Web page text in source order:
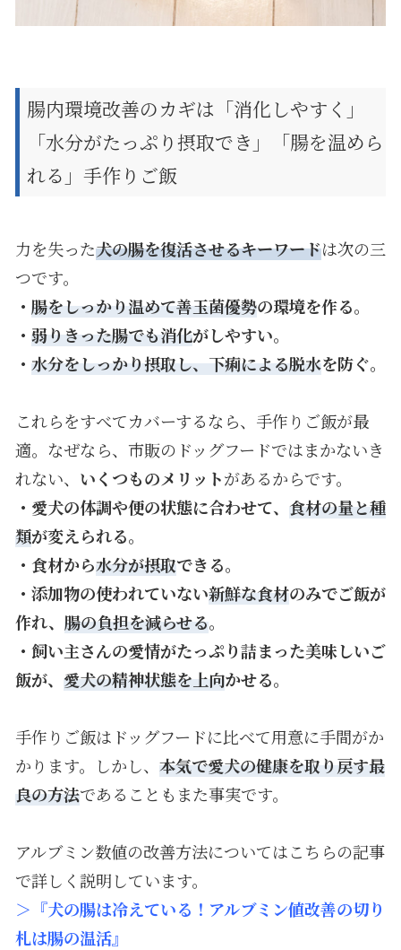
腸内環境改善のカギは「消化しやすく」
「水分がたっぷり摂取でき」「腸を温めら
れる」手作りご飯
力を失った犬の腸を復活させるキーワードは次の三
つです。
・ 腸をしっかり温めて善玉菌優勢の環境を作る。
・ 弱りきった腸でも消化がしやすい。
・ 水分をしっかり摂取し、下痢による脱水を防ぐ。
これらをすべてカバーするなら、手作りご飯が最
適。なぜなら、市販のドッグフードではまかないき
れない、 いくつものメリットがあるからです。
・愛犬の体調や便の状態に合わせて、 食材の量と種
類が変えられる。
・食材から水分が摂取できる。
・添加物の使われていない新鮮な食材のみでご飯が
作れ、 腸の負担を減らせる。
・飼い主さんの愛情がたっぷり詰まった美味しいご
飯が、 愛犬の精神状態を上向かせる。
手作りご飯はドッグフードに比べて用意に手間がか
かります。しかし、 本気で愛犬の健康を取り戻す最
良の方法であることもまた事実です。
アルブミン数値の改善方法についてはこちらの記事
で詳しく説明しています。
＞『犬の腸は冷えている！アルブミン値改善の切り
札は腸の温活』